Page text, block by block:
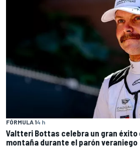
FÓRMULA 14 h
Valtteri Bottas celebra un gran éxito
montaña durante el parón veraniego